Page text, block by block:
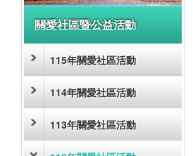
關愛社區暨公益活動
115年關愛社區活動
114年關愛社區活動
113年關愛社區活動